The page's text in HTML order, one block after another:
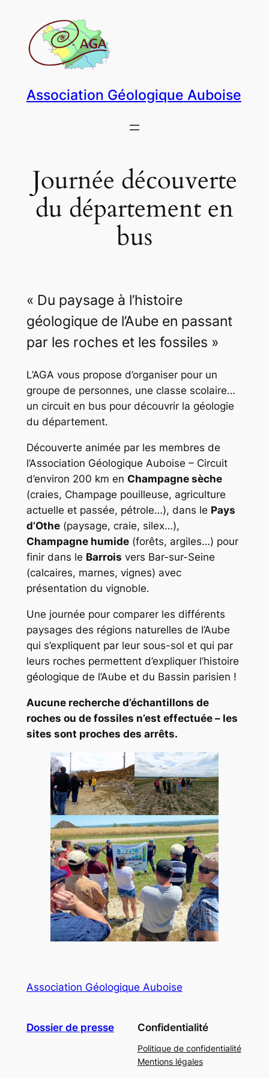
contenu
Association Géologique Auboise
Journée découverte
du département en
bus
« Du paysage à l’histoire
géologique de l’Aube en passant
par les roches et les fossiles »
L’AGA vous propose d’organiser pour un
groupe de personnes, une classe scolaire…
un circuit en bus pour découvrir la géologie
du département.
Découverte animée par les membres de
l’Association Géologique Auboise – Circuit
d’environ 200 km en Champagne sèche
(craies, Champage pouilleuse, agriculture
actuelle et passée, pétrole…), dans le Pays
d’Othe(paysage, craie, silex…),
Champagne humide(forêts, argiles…) pour
finir dans le Barrois vers Bar-sur-Seine
(calcaires, marnes, vignes) avec
présentation du vignoble.
Une journée pour comparer les différents
paysages des régions naturelles de l’Aube
qui s’expliquent par leur sous-sol et qui par
leurs roches permettent d’expliquer l’histoire
géologique de l’Aube et du Bassin parisien !
Aucune recherche d’échantillons de
roches ou de fossiles n’est effectuée – les
sites sont proches des arrêts.
Association Géologique Auboise
Dossier de presse Confidentialité
Politique de confidentialité
Mentions légales